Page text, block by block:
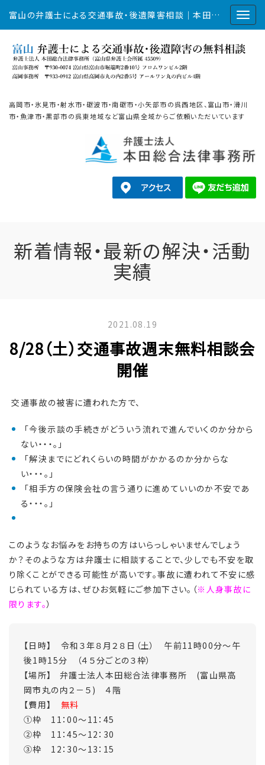
富山の弁護士による交通事故・後遺障害相談｜本田総合法律事務所
高岡市・氷見市・射水市・砺波市・南砺市・小矢部市の呉西地区、富山市・滑川
市・魚津市・黒部市の呉東地域など富山県全域からご依頼いただいています
新着情報・最新の解決・活動
実績
2021.08.19
8/28（土）交通事故週末無料相談会
開催
交通事故の被害に遭われた方で、
「今後示談の手続きがどういう流れで進んでいくのか分から
ない・・・。」
「解決までにどれくらいの時間がかかるのか分からな
い・・・。」
「相手方の保険会社の言う通りに進めていいのか不安であ
る・・・。」
このようなお悩みをお持ちの方はいらっしゃいませんでしょう
か？そのような方は弁護士に相談することで、少しでも不安を取
り除くことができる可能性が高いです。事故に遭われて不安に感
じられている方は、ぜひお気軽にご参加下さい。（※人身事故に
限ります。）
【日時】 令和３年８月２８日（土） 午前11時00分～午
後1時15分 （４５分ごとの３枠）
【場所】 弁護士法人本田総合法律事務所 (富山県高
岡市丸の内２－５) ４階
【費用】 無料
①枠 11：00～11：45
②枠 11：45～12：30
③枠 12：30～13：15